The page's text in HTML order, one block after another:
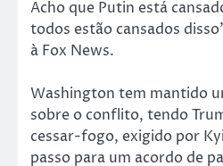
Acho que Putin está
todos estão cansados
à Fox News.
Washington tem mantido
sobre o conflito, tendo
cessar-fogo, exigido por
passo para um acordo de